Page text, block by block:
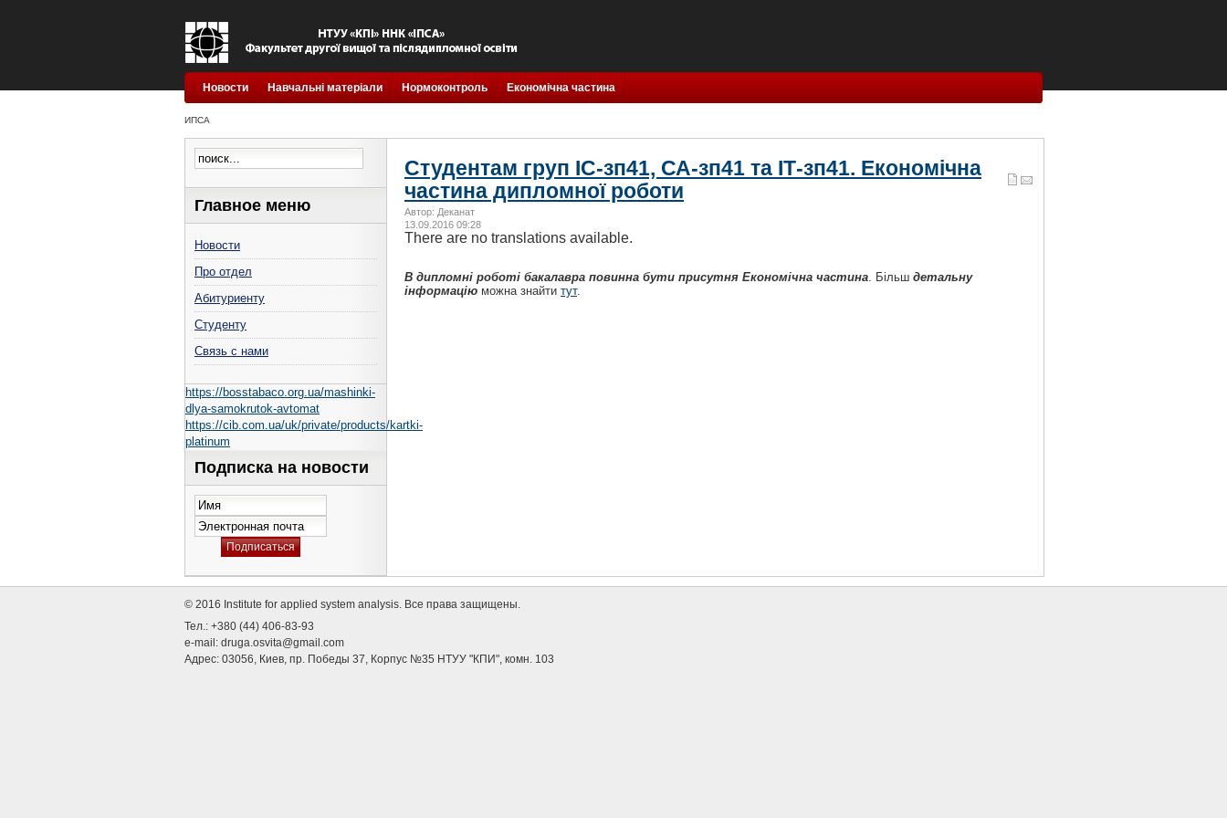
Новости Навчальні матеріали Нормоконтроль Економічна частина
ИПСА
Студентам груп ІС-зп41, СА-зп41 та ІТ-зп41. Економічна
частина дипломної роботи
Автор: Деканат
13.09.2016 09:28
There are no translations available.
В дипломні роботі бакалавра повинна бути присутня Економічна частина. Більш детальну
інформацію можна знайти тут.
Главное меню
Новости
Про отдел
Абитуриенту
Студенту
Связь с нами
https://bosstabaco.org.ua/mashinki-
dlya-samokrutok-avtomat
https://cib.com.ua/uk/private/products/kartki-
platinum
Подписка на новости
© 2016 Institute for applied system analysis. Все права защищены.
Тел.: +380 (44) 406-83-93
e-mail: druga.osvita@gmail.com
Адрес: 03056, Киев, пр. Победы 37, Корпус №35 НТУУ "КПИ", комн. 103